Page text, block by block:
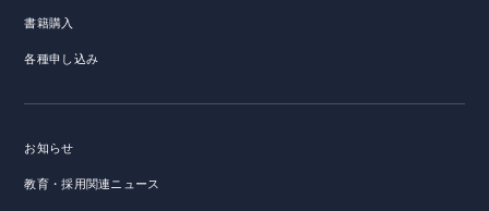
書籍購入
各種申し込み
お知らせ
教育・採用関連ニュース